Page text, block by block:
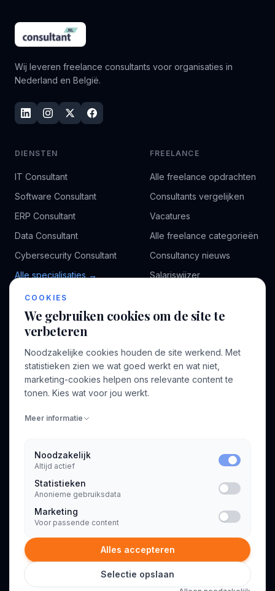
Wij leveren freelance consultants voor organisaties in
Nederland en België.
DIENSTEN
IT Consultant
Software Consultant
ERP Consultant
Data Consultant
Cybersecurity Consultant
Alle specialisaties →
FREELANCE
Alle freelance opdrachten
Consultants vergelijken
Vacatures
Alle freelance categorieën
Consultancy nieuws
Salariswijzer
BEDRIJF
Over ons
Voor opdrachtgevers
Profiel aanmaken
INFORMATIE
Algemene voorwaarden
Privacyverklaring
© 2026 Consultant.nl. Alle rechten voorbehouden.
COOKIES
We gebruiken cookies om de site te
verbeteren
Noodzakelijke cookies houden de site werkend. Met
statistieken zien we wat goed werkt en wat niet,
marketing-cookies helpen ons relevante content te
tonen. Kies wat voor jou werkt.
Meer informatie
Noodzakelijk
Altijd actief
Statistieken
Anonieme gebruiksdata
Marketing
Voor passende content
Alles accepteren
Selectie opslaan